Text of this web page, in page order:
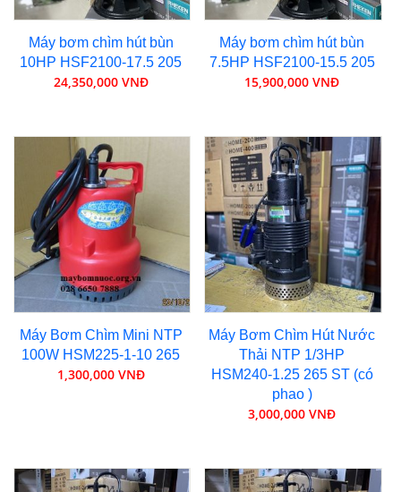
Máy bơm chìm hút bùn
10HP HSF2100-17.5 205
24,350,000 VNĐ
Máy bơm chìm hút bùn
7.5HP HSF2100-15.5 205
15,900,000 VNĐ
Máy Bơm Chìm Mini NTP
100W HSM225-1-10 265
1,300,000 VNĐ
Máy Bơm Chìm Hút Nước
Thải NTP 1/3HP
HSM240-1.25 265 ST (có
phao )
3,000,000 VNĐ